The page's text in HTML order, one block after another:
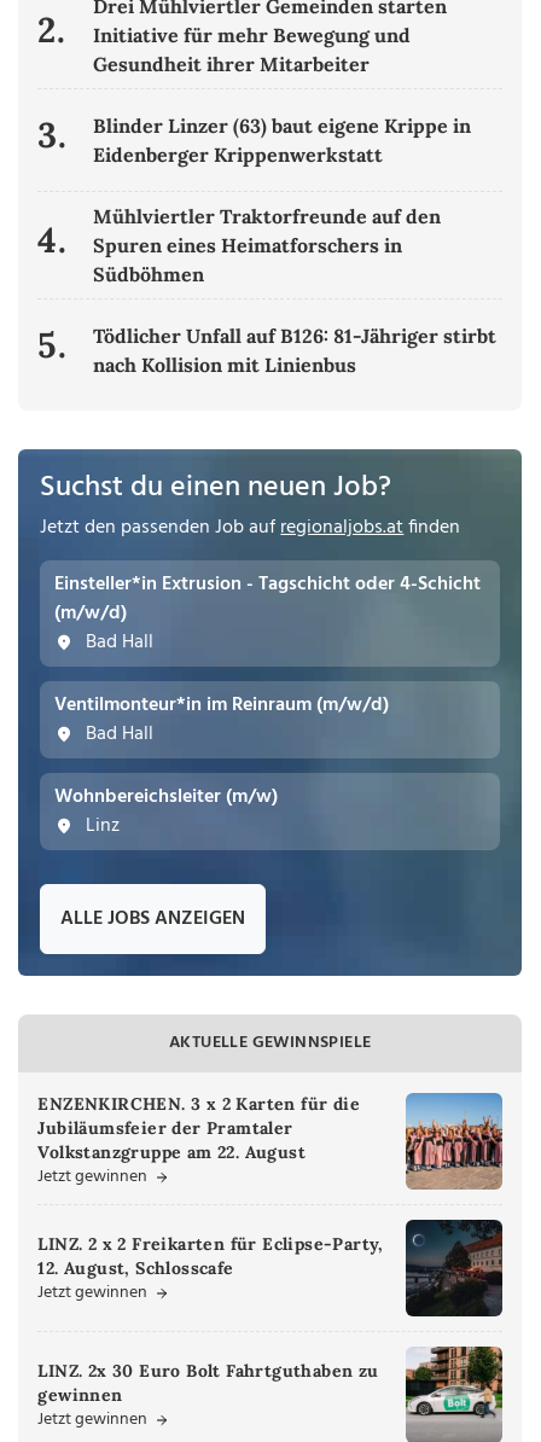
2.
Drei Mühlviertler Gemeinden starten
Initiative für mehr Bewegung und
Gesundheit ihrer Mitarbeiter
3.
Blinder Linzer (63) baut eigene Krippe in
Eidenberger Krippenwerkstatt
4.
Mühlviertler Traktorfreunde auf den
Spuren eines Heimatforschers in
Südböhmen
5.
Tödlicher Unfall auf B126: 81-Jähriger stirbt
nach Kollision mit Linienbus
Suchst du einen neuen Job?
Jetzt den passenden Job aufregionaljobs.atfinden
Einsteller*in Extrusion - Tagschicht oder 4-Schicht
(m/w/d)
Bad Hall
Ventilmonteur*in im Reinraum (m/w/d)
Bad Hall
Wohnbereichsleiter (m/w)
Linz
ALLE JOBS ANZEIGEN
AKTUELLE GEWINNSPIELE
ENZENKIRCHEN. 3 x 2 Karten für die
Jubiläumsfeier der Pramtaler
Volkstanzgruppe am 22. August
Jetzt gewinnen
LINZ. 2 x 2 Freikarten für Eclipse-Party,
12. August, Schlosscafe
Jetzt gewinnen
LINZ. 2x 30 Euro Bolt Fahrtguthaben zu
gewinnen
Jetzt gewinnen